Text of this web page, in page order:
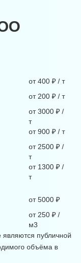
от 400 ₽ / т
от 200 ₽ / т
от 3000 ₽ /
т
от 900 ₽ / т
от 2500 ₽ /
т
от 1300 ₽ /
т
от 5000 ₽
от 250 ₽ /
м3
публичной
объёма в